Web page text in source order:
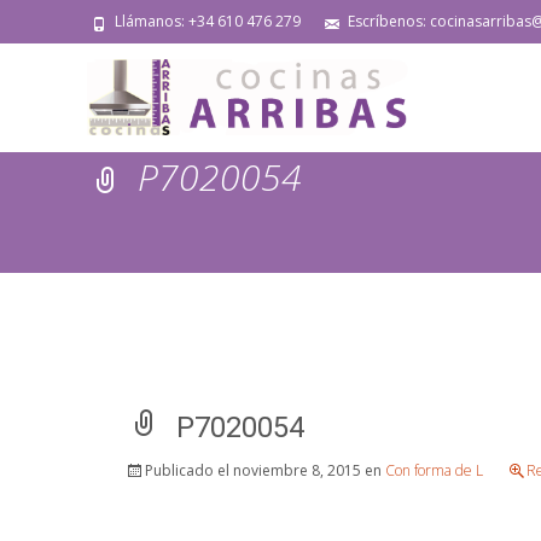
Llámanos: +34 610 476 279 Escríbenos:
P7020054
P7020054
Publicado el noviembre 8, 2015 en Con forma de L